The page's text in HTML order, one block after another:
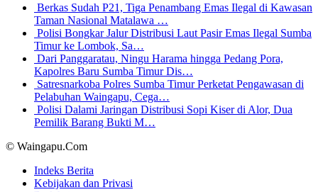
Berkas Sudah P21, Tiga Penambang Emas Ilegal di Kawasan
Taman Nasional Matalawa …
Polisi Bongkar Jalur Distribusi Laut Pasir Emas Ilegal Sumba
Timur ke Lombok, Sa…
Dari Panggaratau, Ningu Harama hingga Pedang Pora,
Kapolres Baru Sumba Timur Dis…
Satresnarkoba Polres Sumba Timur Perketat Pengawasan di
Pelabuhan Waingapu, Cega…
Polisi Dalami Jaringan Distribusi Sopi Kiser di Alor, Dua
Pemilik Barang Bukti M…
© Waingapu.Com
Indeks Berita
Kebijakan dan Privasi